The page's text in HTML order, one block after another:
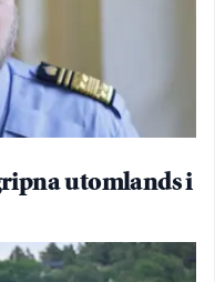
utomlands i